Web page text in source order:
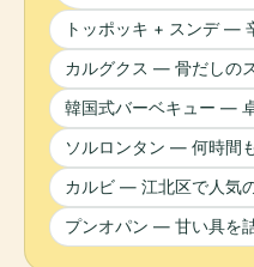
トッポッキ + スンデ —
カルグクス — 骨だしの
韓国式バーベキュー —
ソルロンタン — 何時間
カルビ — 江北区で人気
プンオパン — 甘い具を